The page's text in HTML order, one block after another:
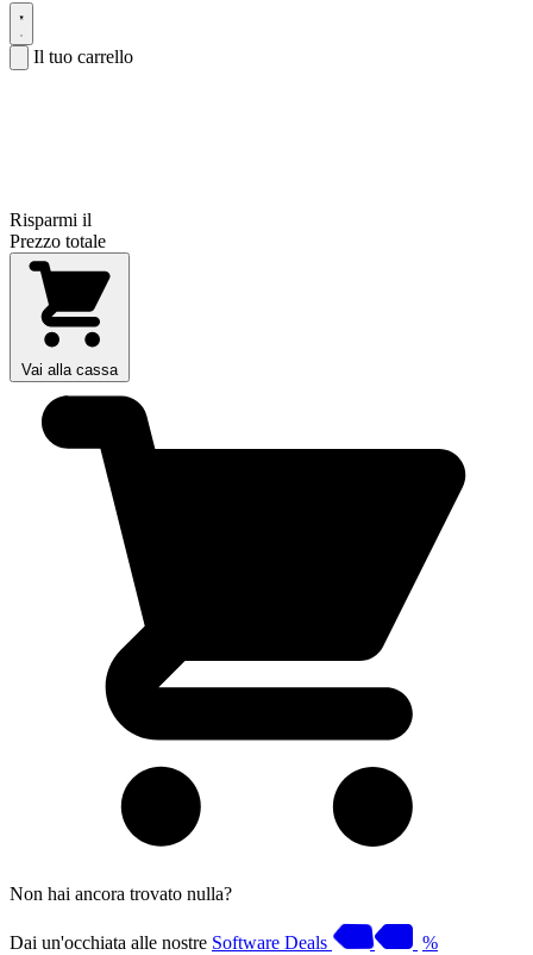
Il tuo carrello
Risparmi il
Prezzo totale
Vai alla cassa
Non hai ancora trovato nulla?
Dai un'occhiata alle nostre Software Deals %